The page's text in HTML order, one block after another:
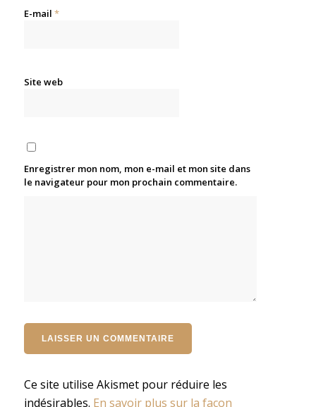
E-mail *
Site web
Enregistrer mon nom, mon e-mail et mon site dans
le navigateur pour mon prochain commentaire.
Ce site utilise Akismet pour réduire les
indésirables. En savoir plus sur la façon